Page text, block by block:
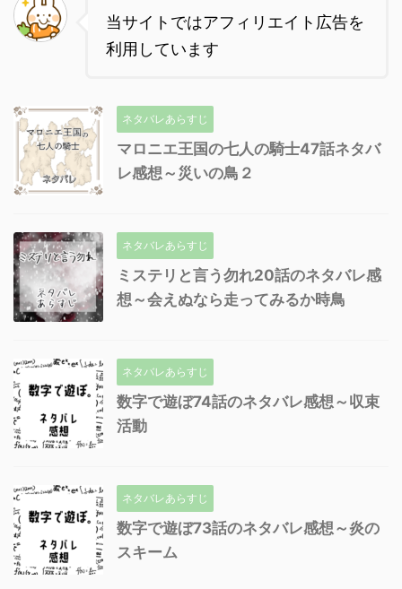
当サイトではアフィリエイト広告を
利用しています
ネタバレあらすじ
マロニエ王国の七人の騎士47話ネタバ
レ感想～災いの鳥２
ネタバレあらすじ
ミステリと言う勿れ20話のネタバレ感
想～会えぬなら走ってみるか時鳥
ネタバレあらすじ
数字で遊ぼ74話のネタバレ感想～収束
活動
ネタバレあらすじ
数字で遊ぼ73話のネタバレ感想～炎の
スキーム